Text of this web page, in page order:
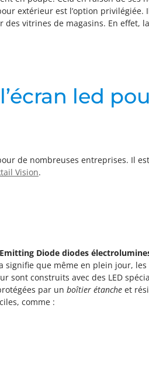
extérieur est l’option
vitrines de magasins. En effet,
led
de nombreuses entreprises. Il
Vision.
Diode diodes
signifie que même en plein jour,
sont construits avec des LED
par un boîtier étanche et
comme :